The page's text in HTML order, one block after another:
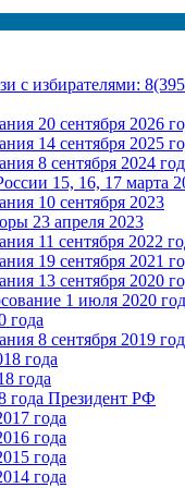
с избирателями:
20 сентября 2026
14 сентября 2025
8 сентября 2024
15, 16, 17 марта
10 сентября 2023
23 апреля 2023
11 сентября 2022
19 сентября 2021
13 сентября 2020
1 июля 2020
года
8 сентября 2019
года
года
года Президент РФ
года
года
года
года